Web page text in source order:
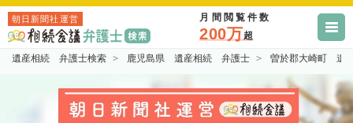
朝日新聞社運営 月間閲覧件数
200万超
遺産相続 弁護士検索 鹿児島県 遺産相続 弁護士 曽於郡大崎町 遺